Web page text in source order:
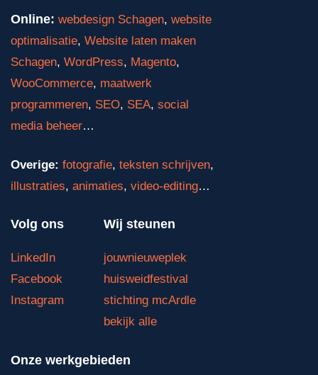
Online: webdesign Schagen, website
optimalisatie, Website laten maken
Schagen, WordPress, Magento,
WooCommerce, maatwerk
programmeren, SEO, SEA, social
media beheer…
Overige: fotografie, teksten schrijven,
illustraties, animaties, video-editing…
Volg ons
LinkedIn
Facebook
Instagram
Wij steunen
jouwnieuweplek
huisweidfestival
stichting mcArdle
bekijk alle
Onze werkgebieden